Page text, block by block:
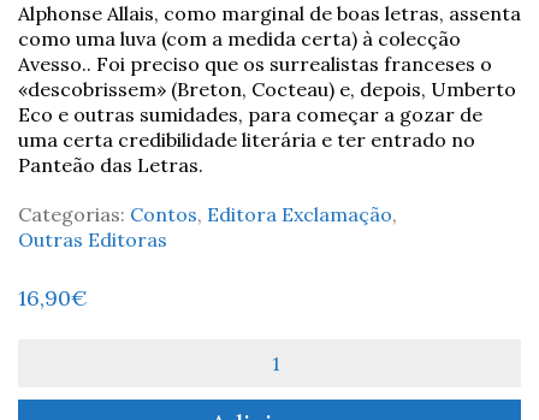
Alphonse Allais, como marginal de boas letras, assenta
como uma luva (com a medida certa) à colecção
Avesso.. Foi preciso que os surrealistas franceses o
«descobrissem» (Breton, Cocteau) e, depois, Umberto
Eco e outras sumidades, para começar a gozar de
uma certa credibilidade literária e ter entrado no
Panteão das Letras.
Categorias: Contos, Editora Exclamação,
Outras Editoras
16,90€
63